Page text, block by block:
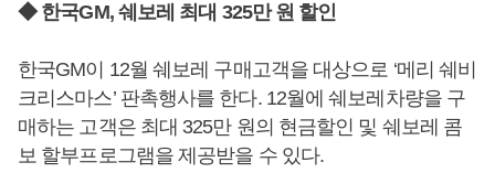
◆ 한국GM, 쉐보레 최대 325만 원 할인
한국GM이 12월 쉐보레 구매고객을 대상으로 ‘메리 쉐비
크리스마스’ 판촉행사를 한다. 12월에 쉐보레차량을 구
매하는 고객은 최대 325만 원의 현금할인 및 쉐보레 콤
보 할부프로그램을 제공받을 수 있다.